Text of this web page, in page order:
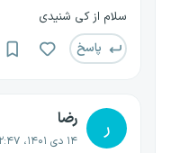
سلام از کی شنیدی
پاسخ
ر رضا
۱۴ دی ۱۴۰۱، ۲۲:۴۷